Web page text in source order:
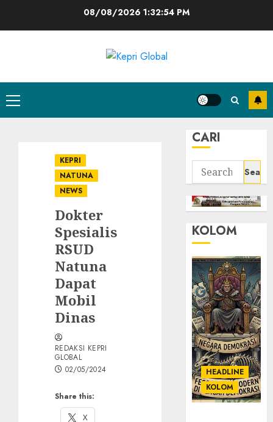
08/08/2026 1:32:54 PM
Primary
Menu
KEPRI
NATUNA
NEWS
Dokter
Spesialis
RSUD
Natuna
Dapat
Mobil
Dinas
Share this:
X
REDAKSI KEPRI
GLOBAL
02/05/2024
CARI
Search
for:
KOLOM
HEADLINE
KOLOM